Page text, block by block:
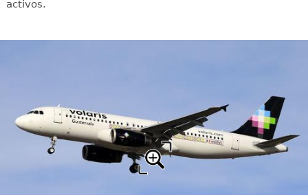
activos.